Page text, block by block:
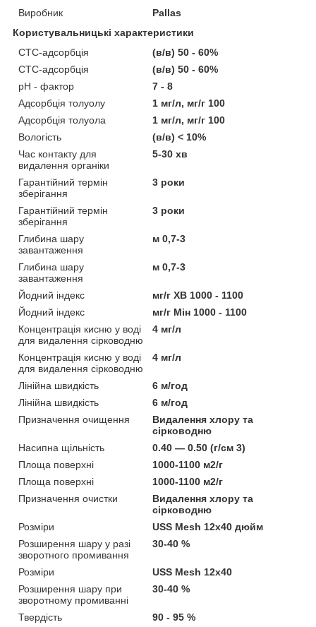
Виробник
Pallas
Користувальницькі характеристики
CTC-адсорбція
(в/в) 50 - 60%
CTC-адсорбція
(в/в) 50 - 60%
pH - фактор
7 - 8
Адсорбція толуолу
1 мг/л, мг/г 100
Адсорбція толуола
1 мг/л, мг/г 100
Вологість
(в/в) < 10%
Час контакту для
видалення органіки
5-30 хв
Гарантійний термін
зберігання
3 роки
Гарантійний термін
зберігання
3 роки
Глибина шару
завантаження
м 0,7-3
Глибина шару
завантаження
м 0,7-3
Йодний індекс
мг/г ХВ 1000 - 1100
Йодний індекс
мг/г Мін 1000 - 1100
Концентрація кисню у воді
для видалення сірководню
4 мг/л
Концентрація кисню у воді
для видалення сірководню
4 мг/л
Лінійна швидкість
6 м/год
Лінійна швидкість
6 м/год
Призначення очищення
Видалення хлору та
сірководню
Насипна щільність
0.40 — 0.50 (г/см 3)
Площа поверхні
1000-1100 м2/г
Площа поверхні
1000-1100 м2/г
Призначення очистки
Видалення хлору та
сірководню
Розміри
USS Mesh 12x40 дюйм
Розширення шару у разі
зворотного промивання
30-40 %
Розміри
USS Mesh 12x40
Розширення шару при
зворотному промиванні
30-40 %
Твердість
90 - 95 %